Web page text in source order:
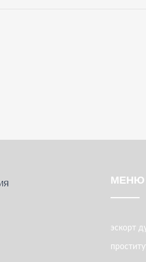
МЕНЮ
эскорт